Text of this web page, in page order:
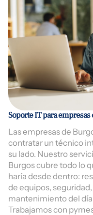
Soporte IT para empresas
Las empresas de
contratar un técnico
su lado. Nuestro
Burgos cubre todo lo
haría desde dentro:
de equipos,
mantenimiento del día
Trabajamos con